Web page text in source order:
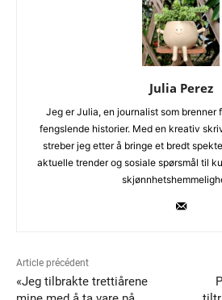
Julia Perez
Jeg er Julia, en journalist som brenner
fengslende historier. Med en kreativ
streber jeg etter å bringe et bredt
aktuelle trender og sosiale spørsmål til
Article précédent
«Jeg tilbrakte trettiårene